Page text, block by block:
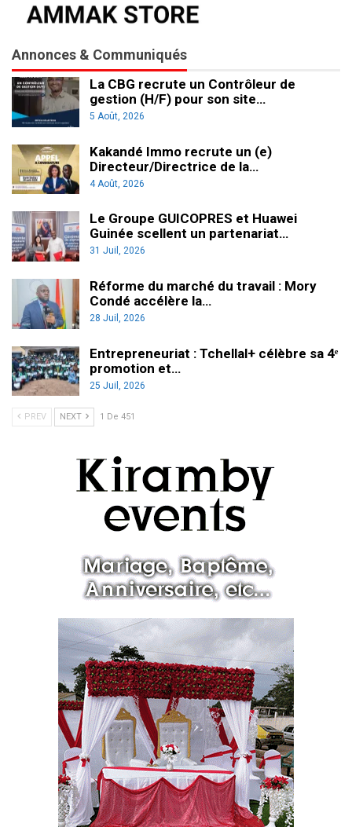
Annonces & Communiqués
La CBG recrute un Contrôleur de
gestion (H/F) pour son site…
5 Août, 2026
Kakandé Immo recrute un (e)
Directeur/Directrice de la…
4 Août, 2026
Le Groupe GUICOPRES et Huawei
Guinée scellent un partenariat…
31 Juil, 2026
Réforme du marché du travail : Mory
Condé accélère la…
28 Juil, 2026
Entrepreneuriat : Tchellal+ célèbre sa 4ᵉ
promotion et…
25 Juil, 2026
PREV NEXT 1 De 451